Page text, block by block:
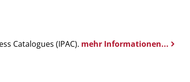
Catalogues (IPAC). mehr Informationen...